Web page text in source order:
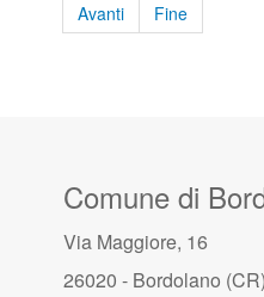
Avanti Fine
Comune di
Via Maggiore, 16
26020 - Bordolano (CR)